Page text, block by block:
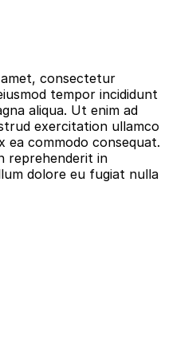
consectetur
tempor incididunt
aliqua. Ut enim ad
exercitation ullamco
ea commodo consequat.
reprehenderit in
dolore eu fugiat nulla